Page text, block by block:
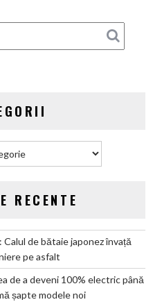
din
Germania
RECENTE
de bătaie japonez învață
pe asfalt
de a deveni 100% electric până
șapte modele noi